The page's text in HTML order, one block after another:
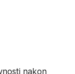
nakon